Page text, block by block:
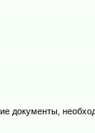
документы,